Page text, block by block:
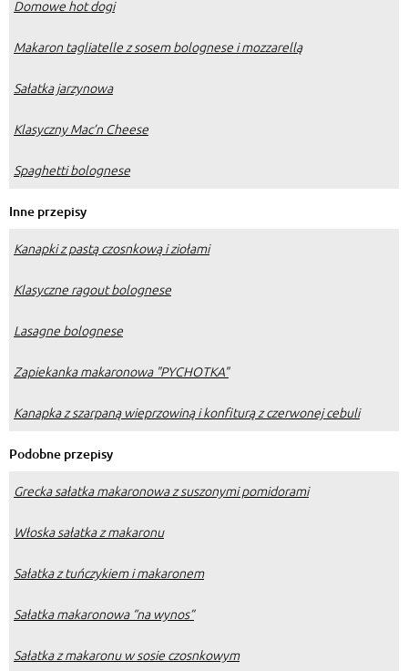
Domowe hot dogi
Makaron tagliatelle z sosem bolognese i mozzarellą
Sałatka jarzynowa
Klasyczny Mac’n Cheese
Spaghetti bolognese
Inne przepisy
Kanapki z pastą czosnkową i ziołami
Klasyczne ragout bolognese
Lasagne bolognese
Zapiekanka makaronowa "PYCHOTKA"
Kanapka z szarpaną wieprzowiną i konfiturą z czerwonej cebuli
Podobne przepisy
Grecka sałatka makaronowa z suszonymi pomidorami
Włoska sałatka z makaronu
Sałatka z tuńczykiem i makaronem
Sałatka makaronowa “na wynos”
Sałatka z makaronu w sosie czosnkowym